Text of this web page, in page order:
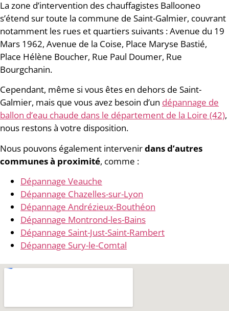
La zone d’intervention des chauffagistes Ballooneo
s’étend sur toute la commune de Saint-Galmier, couvrant
notamment les rues et quartiers suivants : Avenue du 19
Mars 1962, Avenue de la Coise, Place Maryse Bastié,
Place Hélène Boucher, Rue Paul Doumer, Rue
Bourgchanin.
Cependant, même si vous êtes en dehors de Saint-
Galmier, mais que vous avez besoin d’un dépannage de
ballon d’eau chaude dans le département de la Loire (42),
nous restons à votre disposition.
Nous pouvons également intervenirdans d’autres
communes à proximité, comme :
Dépannage Veauche
Dépannage Chazelles-sur-Lyon
Dépannage Andrézieux-Bouthéon
Dépannage Montrond-les-Bains
Dépannage Saint-Just-Saint-Rambert
Dépannage Sury-le-Comtal